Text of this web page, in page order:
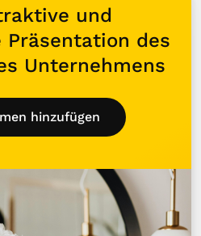
und
des
Unternehmens
hinzufügen